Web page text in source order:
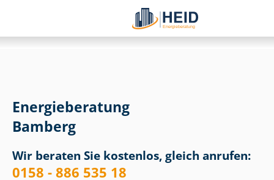
Energieberatung
Bamberg
Wir beraten Sie kostenlos, gleich anrufen:
0158 - 886 535 18